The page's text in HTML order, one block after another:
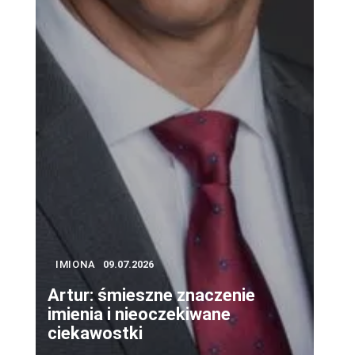
IMIONA 09.07.2026
Artur: śmieszne znaczenie
imienia i nieoczekiwane
ciekawostki